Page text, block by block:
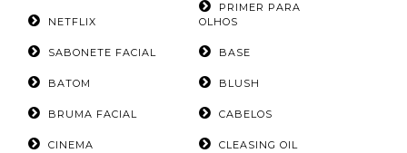
NETFLIX
PRIMER PARA
OLHOS
SABONETE FACIAL BASE
BATOM BLUSH
BRUMA FACIAL CABELOS
CINEMA CLEASING OIL